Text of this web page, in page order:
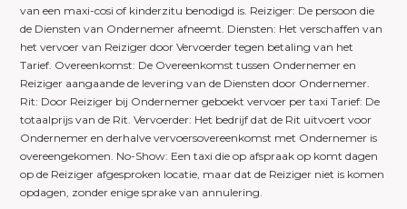
van een maxi-cosi of kinderzitu benodigd is. Reiziger: De persoon die
de Diensten van Ondernemer afneemt. Diensten: Het verschaffen van
het vervoer van Reiziger door Vervoerder tegen betaling van het
Tarief. Overeenkomst: De Overeenkomst tussen Ondernemer en
Reiziger aangaande de levering van de Diensten door Ondernemer.
Rit: Door Reiziger bij Ondernemer geboekt vervoer per taxi Tarief: De
totaalprijs van de Rit. Vervoerder: Het bedrijf dat de Rit uitvoert voor
Ondernemer en derhalve vervoersovereenkomst met Ondernemer is
overeengekomen. No-Show: Een taxi die op afspraak op komt dagen
op de Reiziger afgesproken locatie, maar dat de Reiziger niet is komen
opdagen, zonder enige sprake van annulering.